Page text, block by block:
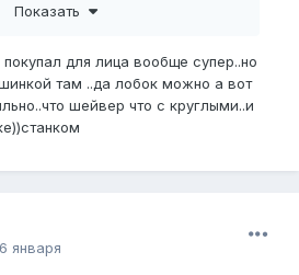
кожа, а меня ( шатена) как то
и мелких порезов
🤣.
Показать
для лица вообще супер..но
там ..да лобок можно а вот
шейвер что с круглыми..и
января